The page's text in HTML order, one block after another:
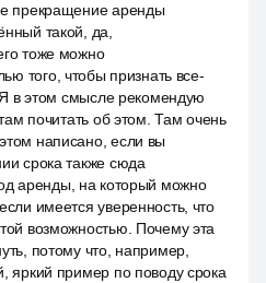
прекращение аренды
такой, да,
тоже можно
того, чтобы признать все-
Я в этом смысле рекомендую
почитать об этом. Там очень
написано, если вы
срока также сюда
аренды, на который можно
имеется уверенность, что
возможностью. Почему эта
потому что, например,
яркий пример по поводу срока